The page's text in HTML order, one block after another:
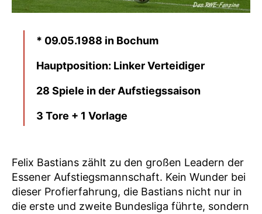
* 09.05.1988 in Bochum
Hauptposition: Linker Verteidiger
28 Spiele in der Aufstiegssaison
3 Tore + 1 Vorlage
Felix Bastians zählt zu den großen Leadern der
Essener Aufstiegsmannschaft. Kein Wunder bei
dieser Profierfahrung, die Bastians nicht nur in
die erste und zweite Bundesliga führte, sondern